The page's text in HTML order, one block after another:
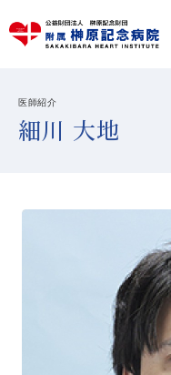
医師紹介
細川 大地